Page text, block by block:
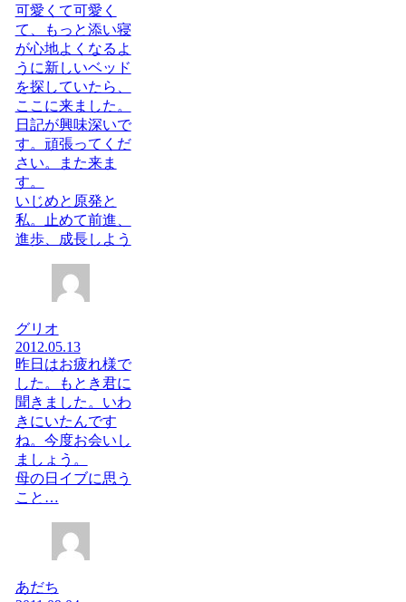
可愛くて可愛く
て、もっと添い寝
が心地よくなるよ
うに新しいベッド
を探していたら、
ここに来ました。
日記が興味深いで
す。頑張ってくだ
さい。また来ま
す。
いじめと原発と
私。止めて前進、
進歩、成長しよう
グリオ
2012.05.13
昨日はお疲れ様で
した。もとき君に
聞きました。いわ
きにいたんです
ね。今度お会いし
ましょう。
母の日イブに思う
こと…
あだち